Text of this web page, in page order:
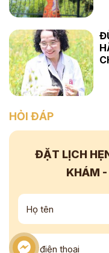
HỎI ĐÁP
ĐẶT LỊCH
KHÁM